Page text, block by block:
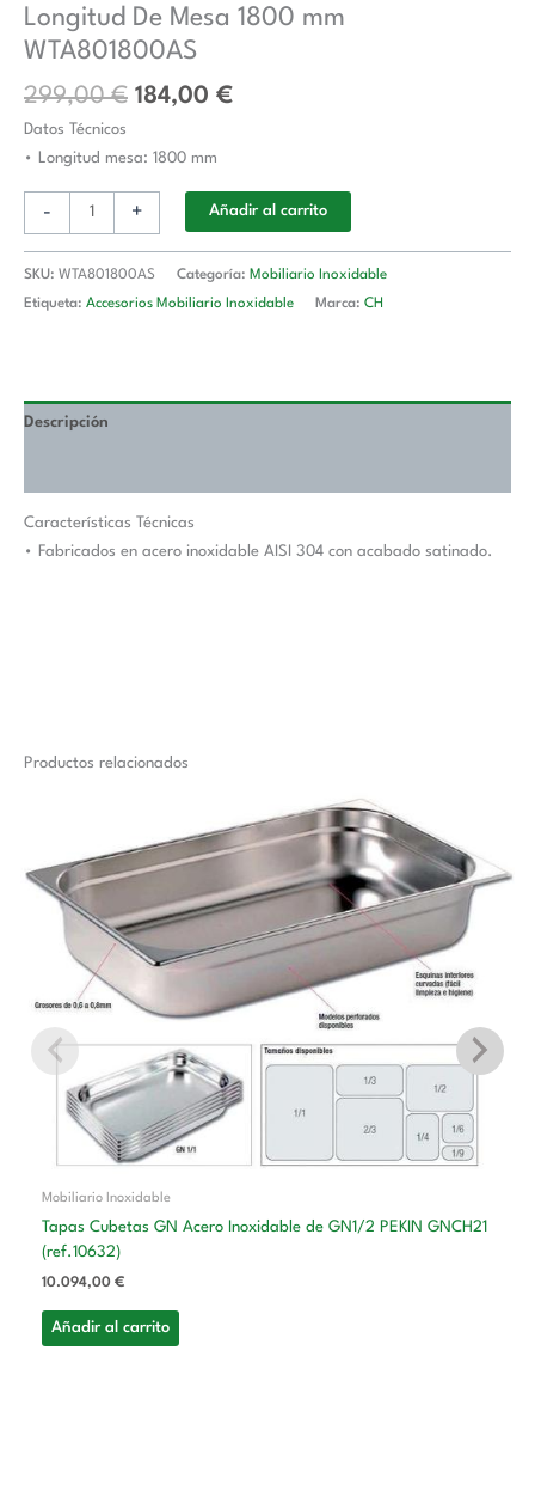
Longitud De Mesa 1800 mm
WTA801800AS
299,00€ 184,00 €
Datos Técnicos
• Longitud mesa: 1800 mm
-
Trabajo
Fondo
Con
Longitud
De
1800
WTA801800AS
cantidad
+ Añadir al carrito
SKU: WTA801800AS Categoría: Mobiliario Inoxidable
Etiqueta: Accesorios Mobiliario Inoxidable Marca: CH
Descripción
Características Técnicas
• Fabricados en acero inoxidable AISI 304 con acabado satinado.
Productos relacionados
Mobiliario Inoxidable
Tapas Cubetas GN Acero Inoxidable de GN1/2 PEKIN GNCH21
(ref.10632)
10.094,00 €
Añadir al carrito